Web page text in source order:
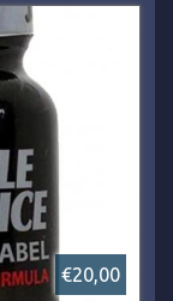
€20,00